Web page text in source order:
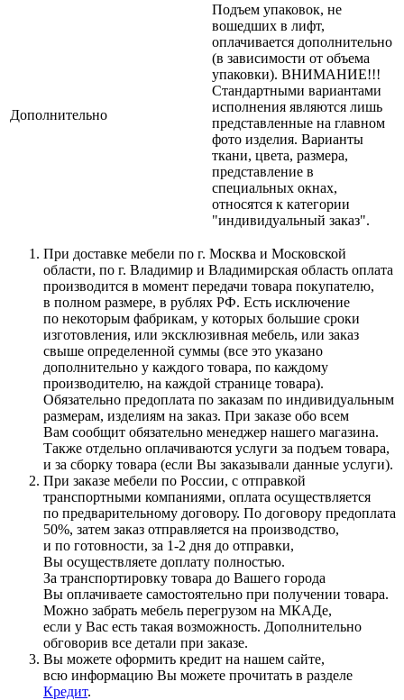
Дополнительно
Подъем упаковок, не
вошедших в лифт,
оплачивается дополнительно
(в зависимости от объема
упаковки). ВНИМАНИЕ!!!
Стандартными вариантами
исполнения являются лишь
представленные на главном
фото изделия. Варианты
ткани, цвета, размера,
представление в
специальных окнах,
относятся к категории
"индивидуальный заказ".
При доставке мебели по г. Москва и Московской
области, по г. Владимир и Владимирская область оплата
производится в момент передачи товара покупателю,
в полном размере, в рублях РФ. Есть исключение
по некоторым фабрикам, у которых большие сроки
изготовления, или эксклюзивная мебель, или заказ
свыше определенной суммы (все это указано
дополнительно у каждого товара, по каждому
производителю, на каждой странице товара).
Обязательно предоплата по заказам по индивидуальным
размерам, изделиям на заказ. При заказе обо всем
Вам сообщит обязательно менеджер нашего магазина.
Также отдельно оплачиваются услуги за подъем товара,
и за сборку товара (если Вы заказывали данные услуги).
При заказе мебели по России, с отправкой
транспортными компаниями, оплата осуществляется
по предварительному договору. По договору предоплата
50%, затем заказ отправляется на производство,
и по готовности, за 1-2 дня до отправки,
Вы осуществляете доплату полностью.
За транспортировку товара до Вашего города
Вы оплачиваете самостоятельно при получении товара.
Можно забрать мебель перегрузом на МКАДе,
если у Вас есть такая возможность. Дополнительно
обговорив все детали при заказе.
Вы можете оформить кредит на нашем сайте,
всю информацию Вы можете прочитать в разделе
Кредит.